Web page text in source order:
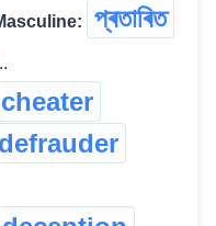
প্ৰতাৰিত
cheater
defrauder